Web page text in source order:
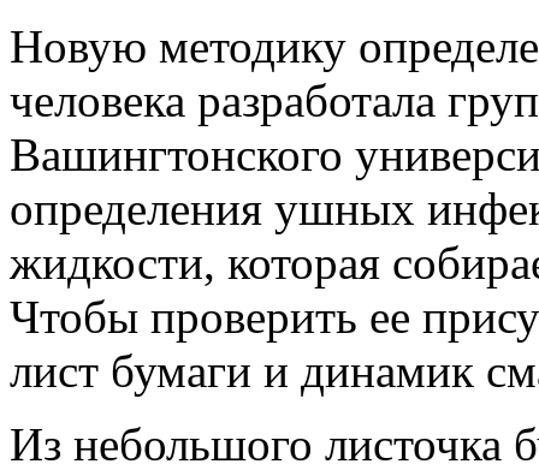
Новую методику
человека разработала
Вашингтонского
определения ушных
жидкости, которая
Чтобы проверить ее
лист бумаги и динамик
Из небольшого листочка